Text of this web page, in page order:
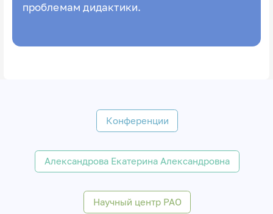
проблемам дидактики.
Конференции
Александрова Екатерина Александровна
Научный центр РАО